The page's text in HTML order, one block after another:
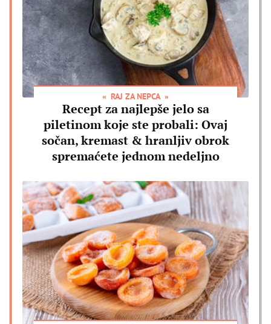
RAJ ZA NEPCA
Recept za najlepše jelo sa
piletinom koje ste probali: Ovaj
sočan, kremast & hranljiv obrok
spremaćete jednom nedeljno